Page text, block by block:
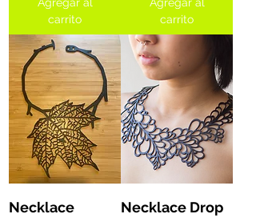
carrito
carrito
Necklace
Necklace Drop